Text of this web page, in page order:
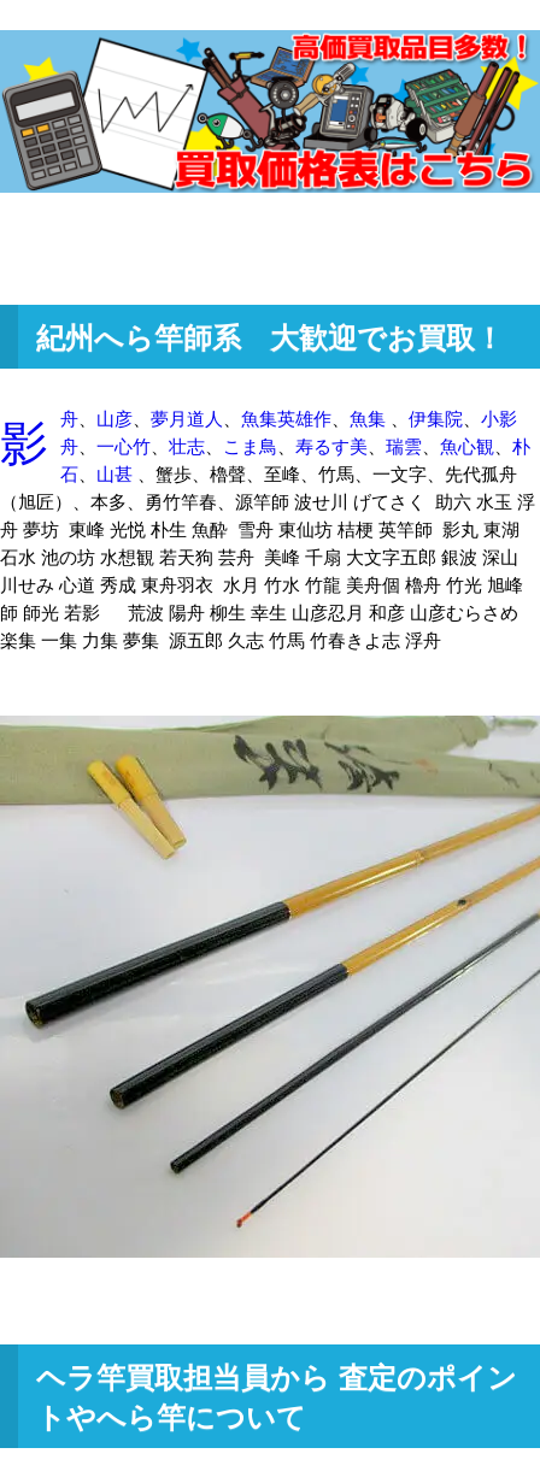
紀州へら竿師系 大歓迎でお買取！
影 舟 山彦 夢月道人 魚集英雄作 魚集 伊集院
小影
舟
一心竹 壮志 こま鳥 寿るす美 瑞雲 魚心観
朴
石
山甚 、蟹歩、櫓聲、至峰、竹馬、一文字、先代孤舟
（旭匠）、本多、勇竹竿春、源竿師 波せ川 げてさく 助六 水玉 浮
舟 夢坊 東峰 光悦 朴生 魚酔 雪舟 東仙坊 桔梗 英竿師 影丸 東湖
石水 池の坊 水想観 若天狗 芸舟 美峰 千扇 大文字五郎 銀波 深山
川せみ 心道 秀成 東舟羽衣 水月 竹水 竹龍 美舟個 櫓舟 竹光 旭峰
師 師光 若影 荒波 陽舟 柳生 幸生 山彦忍月 和彦 山彦むらさめ
楽集 一集 力集 夢集 源五郎 久志 竹馬 竹春きよ志 浮舟
ヘラ竿買取担当員から 査定のポイン
トやへら竿について